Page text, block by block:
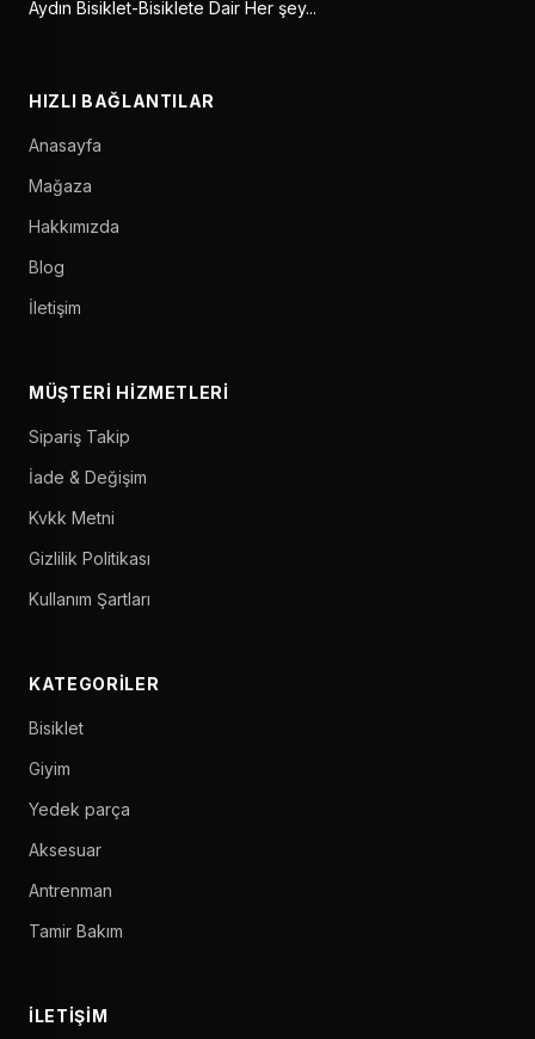
Aydın Bisiklet-Bisiklete Dair Her şey...
HIZLI BAĞLANTILAR
Anasayfa
Mağaza
Hakkımızda
Blog
İletişim
MÜŞTERI HIZMETLERI
Sipariş Takip
İade & Değişim
Kvkk Metni
Gizlilik Politikası
Kullanım Şartları
KATEGORILER
Bisiklet
Giyim
Yedek parça
Aksesuar
Antrenman
Tamir Bakım
İLETIŞIM